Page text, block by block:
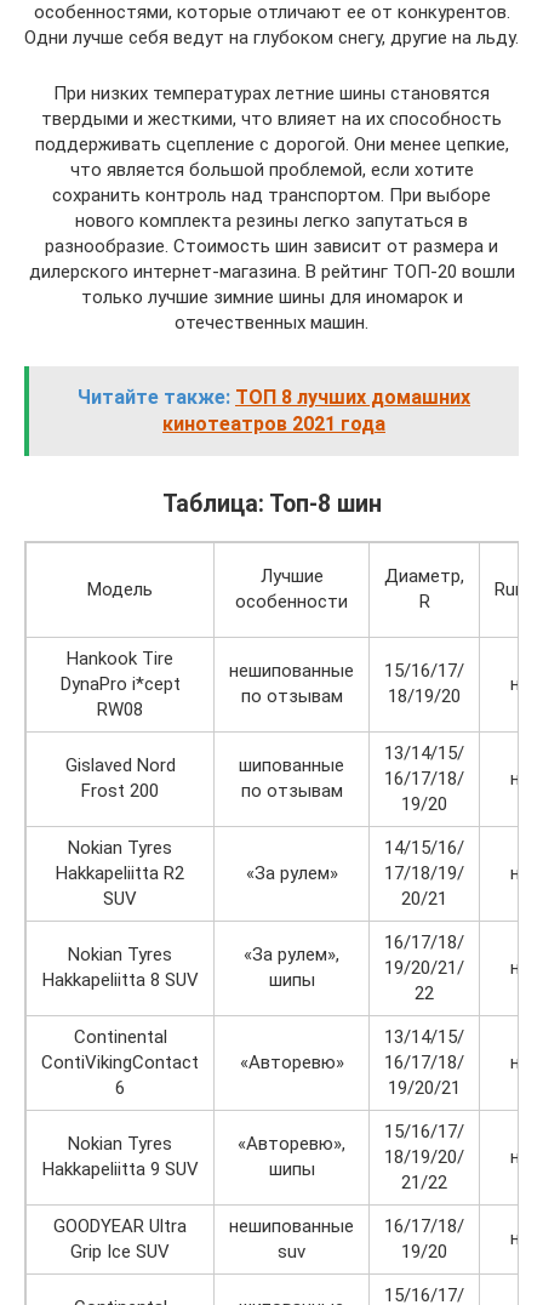
особенностями, которые отличают ее от конкурентов.
Одни лучше себя ведут на глубоком снегу, другие на льду.
При низких температурах летние шины становятся
твердыми и жесткими, что влияет на их способность
поддерживать сцепление с дорогой. Они менее цепкие,
что является большой проблемой, если хотите
сохранить контроль над транспортом. При выборе
нового комплекта резины легко запутаться в
разнообразие. Стоимость шин зависит от размера и
дилерского интернет-магазина. В рейтинг ТОП-20 вошли
только лучшие зимние шины для иномарок и
отечественных машин.
Читайте также: ТОП 8 лучших домашних
кинотеатров 2021 года
Таблица: Топ-8 шин
Модель
Лучшие
особенности
Диаметр,
R
Hankook Tire
DynaPro i*cept
RW08
нешипованные
по отзывам
15/16/17/
18/19/20
нет
Gislaved Nord
Frost 200
шипованные
по отзывам
13/14/15/
16/17/18/
19/20
нет
Nokian Tyres
Hakkapeliitta R2
SUV
«За рулем»
14/15/16/
17/18/19/
20/21
нет
Nokian Tyres
Hakkapeliitta 8 SUV
«За рулем»,
шипы
16/17/18/
19/20/21/
22
нет
Continental
ContiVikingContact
6
«Авторевю»
13/14/15/
16/17/18/
19/20/21
нет
Nokian Tyres
Hakkapeliitta 9 SUV
«Авторевю»,
шипы
15/16/17/
18/19/20/
21/22
нет
GOODYEAR Ultra
Grip Ice SUV
нешипованные
suv
16/17/18/
19/20
нет
15/16/17/